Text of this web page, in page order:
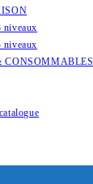
CONSOMMABLES